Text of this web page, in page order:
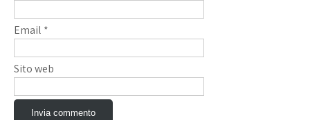
Email *
Sito web